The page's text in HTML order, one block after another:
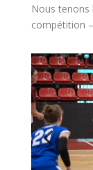
Nous tenons
compétition –